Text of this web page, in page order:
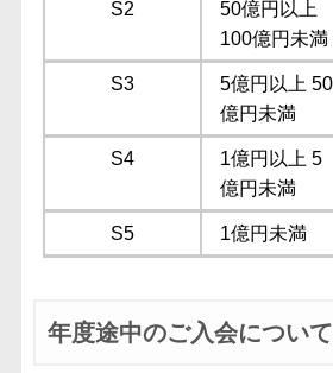
S2
50億円以上
100億円未満
S3
5億円以上 50
億円未満
S4
1億円以上 5
億円未満
S5 1億円未満
年度途中のご入会について